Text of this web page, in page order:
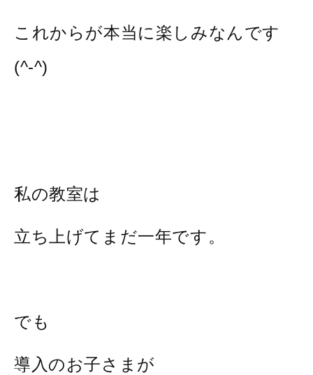
これからが本当に楽しみなんです
(^-^)
私の教室は
立ち上げてまだ一年です。
でも
導入のお子さまが